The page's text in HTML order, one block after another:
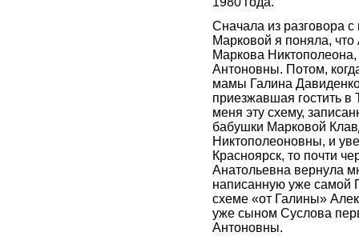
Сначала из разговора
Марковой я поняла,
Маркова
Антоновны. Потом,
мамы Галина
приезжавшая гостить в
меня эту схему,
бабушки Марковой
Никтополеоновны, и
Красноярск, то почти
Анатольевна вернула
написанную уже самой
схеме «от Галины»
уже сыном Суслова
Антоновны.